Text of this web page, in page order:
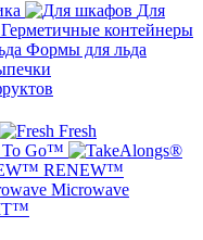
Для
Герметичные контейнеры
Формы для льда
Fresh
To Go™
RENEW™
Microwave